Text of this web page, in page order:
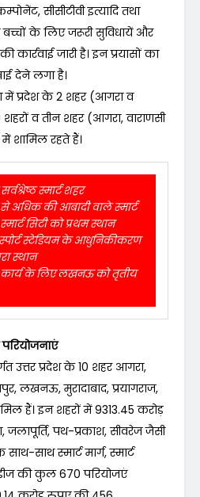
सीसीटीवी इत्यादि तथा
बच्चों के लिए जरूरी सुविधायें और
जारी है। इन प्रयासों का
देने लगा है।
में प्रदेश के 2 शहर (आगरा व
शहरों व तीन शहर (आगरा, वाराणसी
शामिल रहते हैं।
स्मार्ट शहर
अधिक की आबादी वाले स्मार्ट
सिटी को प्रथम स्थान
स्टेडियम के आधुनिकीकरण
स्थान
कार्य के लिए लखनऊ को तृतीय
उत्तर प्रदेश के 10 शहर आगरा,
लखनऊ, मुरादाबाद, प्रयागराज,
हैं। इन शहरों में 9313.45 करोड़
पथ-प्रकाश, सीवरेज जैसी
साथ स्मार्ट मार्ग, स्मार्ट
की कुल 670 परियोजएं